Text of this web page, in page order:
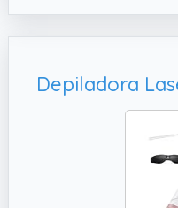
dental, terapia IPL,
libre y más.
✔️ Excelente
ojos de los
cuando se toma el
evita que los
✔️ Banda elástica